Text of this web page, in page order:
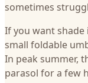
sometimes
If you want shade
small foldable
In peak summer,
parasol for a few